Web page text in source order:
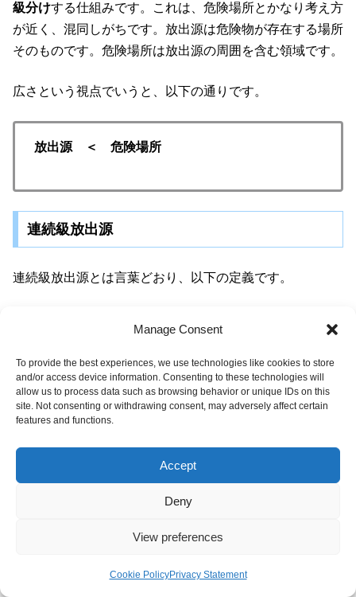
Manage Consent
To provide the best experiences, we use technologies like cookies to store
and/or access device information. Consenting to these technologies will
allow us to process data such as browsing behavior or unique IDs on this
site. Not consenting or withdrawing consent, may adversely affect certain
features and functions.
Accept
Deny
View preferences
Cookie PolicyPrivacy Statement
級分けする仕組みです。これは、危険場所とかなり考え方
が近く、混同しがちです。放出源は危険物が存在する場所
そのものです。危険場所は放出源の周囲を含む領域です。
広さという視点でいうと、以下の通りです。
放出源 ＜ 危険場所
連続級放出源
連続級放出源とは言葉どおり、以下の定義です。
連続的に・長時間に可燃性物質を放出する源
もしくは短時間でも高濃度の放出も連続級放出源も該当し
す。ここは自動的に0種場所となります。連続級放出源は
シンプルな考えなので、危険場所とのリンクもしやすいで